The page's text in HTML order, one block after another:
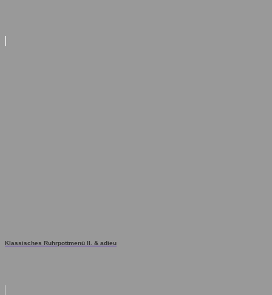
Klassisches Ruhrpottmenü II. & adieu